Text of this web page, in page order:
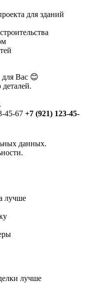
для зданий
для Вас 😊
деталей.
45-67 +7 (921) 123-45-
данных.
лучше
лучше